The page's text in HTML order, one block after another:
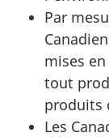
Par
mises
tout
produits
Les